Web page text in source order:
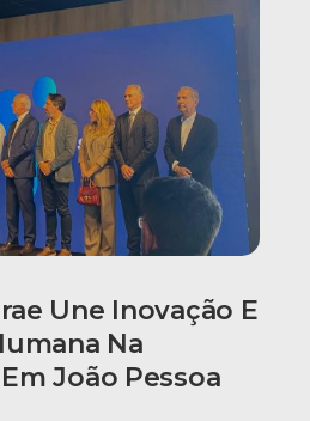
Une Inovação E
Na
João Pessoa